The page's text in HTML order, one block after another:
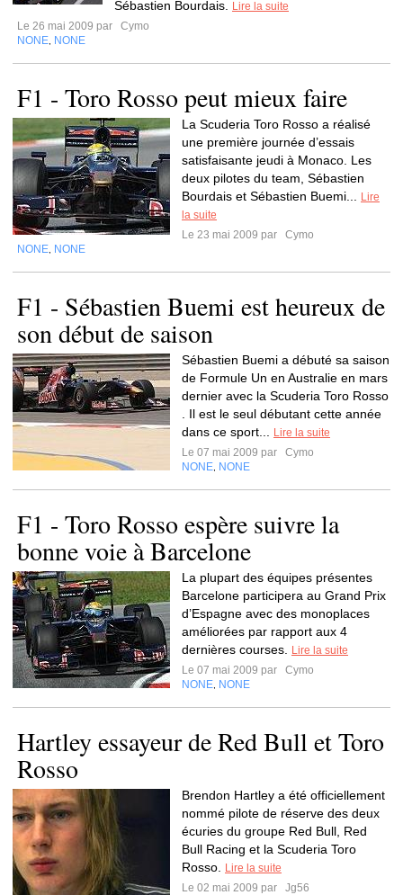
Sébastien Bourdais.
Lire la suite
Le 26 mai 2009 par
Cymo
NONE NONE
F1 - Toro Rosso peut mieux faire
La Scuderia Toro Rosso a réalisé
une première journée d’essais
satisfaisante jeudi à Monaco. Les
deux pilotes du team, Sébastien
Bourdais et Sébastien Buemi...
Lire
la suite
Le 23 mai 2009 par
Cymo
NONE NONE
F1 - Sébastien Buemi est heureux de
son début de saison
Sébastien Buemi a débuté sa saison
de Formule Un en Australie en mars
dernier avec la Scuderia Toro Rosso
. Il est le seul débutant cette année
dans ce sport...
Lire la suite
Le 07 mai 2009 par
Cymo
NONE NONE
F1 - Toro Rosso espère suivre la
bonne voie à Barcelone
La plupart des équipes présentes
Barcelone participera au Grand Prix
d’Espagne avec des monoplaces
améliorées par rapport aux 4
dernières courses.
Lire la suite
Le 07 mai 2009 par
Cymo
NONE NONE
Hartley essayeur de Red Bull et Toro
Rosso
Brendon Hartley a été officiellement
nommé pilote de réserve des deux
écuries du groupe Red Bull, Red
Bull Racing et la Scuderia Toro
Rosso.
Lire la suite
Le 02 mai 2009 par
Jg56